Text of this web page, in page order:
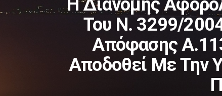
Ή Διανομής
Του Ν. 3299/
Απόφασης
Αποδοθεί Με Την